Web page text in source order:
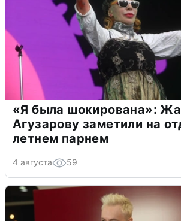
«Я была шокирована»:
Агузарову заметили на
летнем парнем
4 августа 59